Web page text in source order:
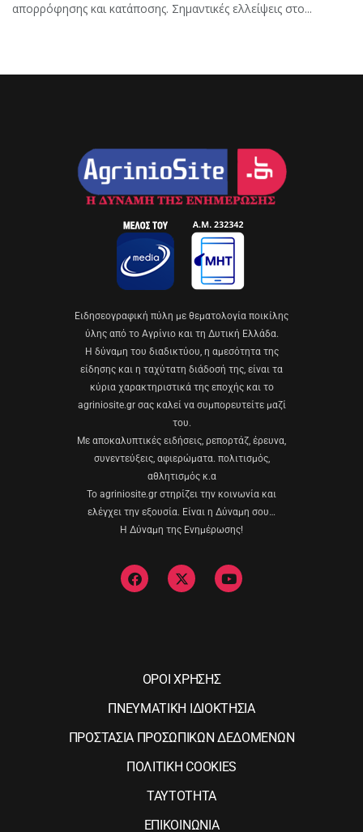
απορρόφησης και κατάποσης. Σημαντικές ελλείψεις στο...
Eιδησεογραφική πύλη με θεματολογία ποικίλης
ύλης από το Αγρίνιο και τη Δυτική Ελλάδα.
Η δύναμη του διαδικτύου, η αμεσότητα της
είδησης και η ταχύτατη διάδοσή της, είναι τα
κύρια χαρακτηριστικά της εποχής και το
agriniosite.gr σας καλεί να συμπορευτείτε μαζί
του.
Με αποκαλυπτικές ειδήσεις, ρεπορτάζ, έρευνα,
συνεντεύξεις, αφιερώματα. πολιτισμός,
αθλητισμός κ.α
Το agriniosite.gr στηρίζει την κοινωνία και
ελέγχει την εξουσία. Είναι η Δύναμη σου…
Η Δύναμη της Ενημέρωσης!
ΟΡΟΙ ΧΡΗΣΗΣ
ΠΝΕΥΜΑΤΙΚΗ ΙΔΙΟΚΤΗΣΙΑ
ΠΡΟΣΤΑΣΙΑ ΠΡΟΣΩΠΙΚΩΝ ΔΕΔΟΜΕΝΩΝ
ΠΟΛΙΤΙΚΗ COOKIES
ΤΑΥΤΟΤΗΤΑ
ΕΠΙΚΟΙΝΩΝΙΑ